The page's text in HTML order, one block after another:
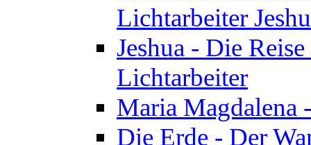
Lichtarbeiter
Jeshua - Die
Lichtarbeiter
Maria Magdalena
Die Erde - Der